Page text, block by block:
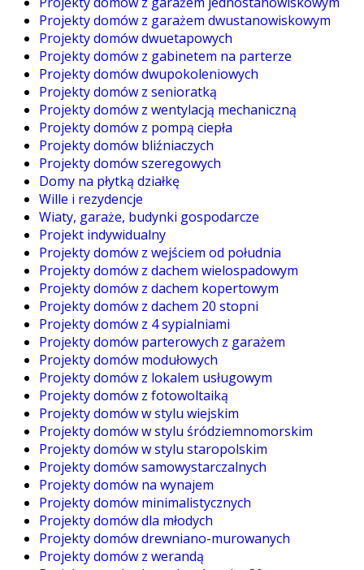
Projekty domów z garażem dwustanowiskowym
Projekty domów dwuetapowych
Projekty domów z gabinetem na parterze
Projekty domów dwupokoleniowych
Projekty domów z senioratką
Projekty domów z wentylacją mechaniczną
Projekty domów z pompą ciepła
Projekty domów bliźniaczych
Projekty domów szeregowych
Domy na płytką działkę
Wille i rezydencje
Wiaty, garaże, budynki gospodarcze
Projekt indywidualny
Projekty domów z wejściem od południa
Projekty domów z dachem wielospadowym
Projekty domów z dachem kopertowym
Projekty domów z dachem 20 stopni
Projekty domów z 4 sypialniami
Projekty domów parterowych z garażem
Projekty domów modułowych
Projekty domów z lokalem usługowym
Projekty domów z fotowoltaiką
Projekty domów w stylu wiejskim
Projekty domów w stylu śródziemnomorskim
Projekty domów w stylu staropolskim
Projekty domów samowystarczalnych
Projekty domów na wynajem
Projekty domów minimalistycznych
Projekty domów dla młodych
Projekty domów drewniano-murowanych
Projekty domów z werandą